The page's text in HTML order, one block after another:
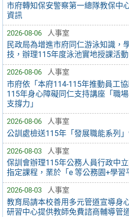
市府轉知保安警察第一總隊教保中
資訊
2026-08-06 人事室
民政局為增進市府同仁游泳知識，
技，辦理115年度泳池實地授課活動
2026-08-06 人事室
市府依「本府114-115年推動員工
115年身心障礙同仁支持講座「職
支撐力」
2026-08-06 人事室
公訓處檢送115年「發展職能系列
2026-08-03 人事室
保訓會辦理115年公務人員行政中
指定課程，業於「e 等公務園+學習
2026-08-03 人事室
教育局請本校善用多元管道宣導身
研習中心提供教師免費諮商輔導管